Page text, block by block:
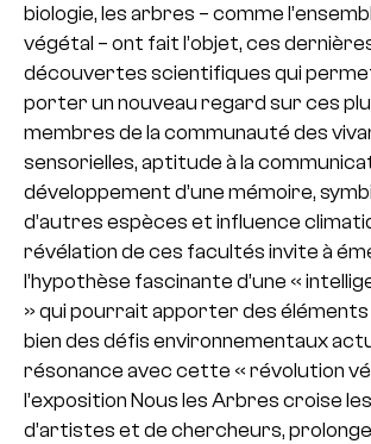
biologie, les arbres – comme
végétal – ont fait l’objet, ces
découvertes scientifiques qui
porter un nouveau regard sur ces
membres de la communauté des
sensorielles, aptitude à la
développement d’une mémoire,
d’autres espèces et influence
révélation de ces facultés invite à
l’hypothèse fascinante d’une «
» qui pourrait apporter des éléments
bien des défis environnementaux
résonance avec cette « révolution
l’exposition Nous les Arbres croise
d’artistes et de chercheurs,